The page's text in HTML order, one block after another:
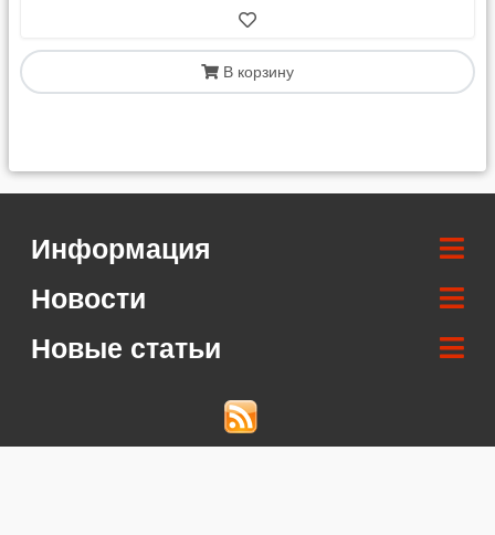
В корзину
Информация
Новости
Новые статьи